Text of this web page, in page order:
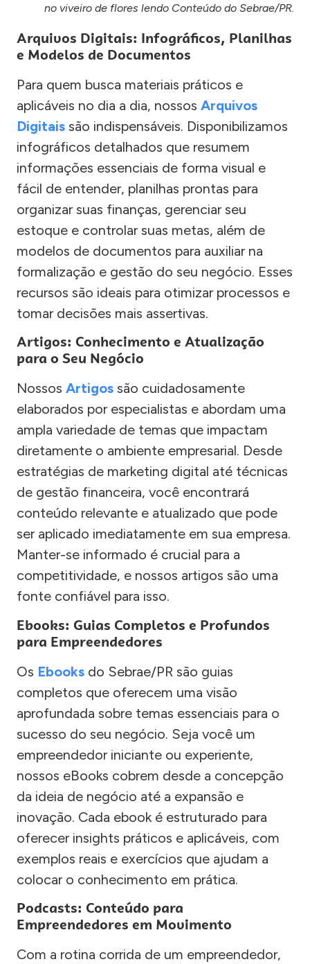
no viveiro de flores lendo Conteúdo do Sebrae/PR.
Arquivos Digitais: Infográficos, Planilhas
e Modelos de Documentos
Para quem busca materiais práticos e
aplicáveis no dia a dia, nossos Arquivos
Digitais são indispensáveis. Disponibilizamos
infográficos detalhados que resumem
informações essenciais de forma visual e
fácil de entender, planilhas prontas para
organizar suas finanças, gerenciar seu
estoque e controlar suas metas, além de
modelos de documentos para auxiliar na
formalização e gestão do seu negócio. Esses
recursos são ideais para otimizar processos e
tomar decisões mais assertivas.
Artigos: Conhecimento e Atualização
para o Seu Negócio
Nossos Artigos são cuidadosamente
elaborados por especialistas e abordam uma
ampla variedade de temas que impactam
diretamente o ambiente empresarial. Desde
estratégias de marketing digital até técnicas
de gestão financeira, você encontrará
conteúdo relevante e atualizado que pode
ser aplicado imediatamente em sua empresa.
Manter-se informado é crucial para a
competitividade, e nossos artigos são uma
fonte confiável para isso.
Ebooks: Guias Completos e Profundos
para Empreendedores
Os Ebooks do Sebrae/PR são guias
completos que oferecem uma visão
aprofundada sobre temas essenciais para o
sucesso do seu negócio. Seja você um
empreendedor iniciante ou experiente,
nossos eBooks cobrem desde a concepção
da ideia de negócio até a expansão e
inovação. Cada ebook é estruturado para
oferecer insights práticos e aplicáveis, com
exemplos reais e exercícios que ajudam a
colocar o conhecimento em prática.
Podcasts: Conteúdo para
Empreendedores em Movimento
Com a rotina corrida de um empreendedor,